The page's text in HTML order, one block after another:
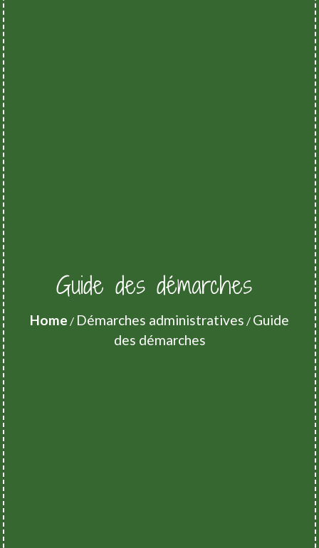
Guide des démarches
Home / Démarches administratives / Guide
des démarches